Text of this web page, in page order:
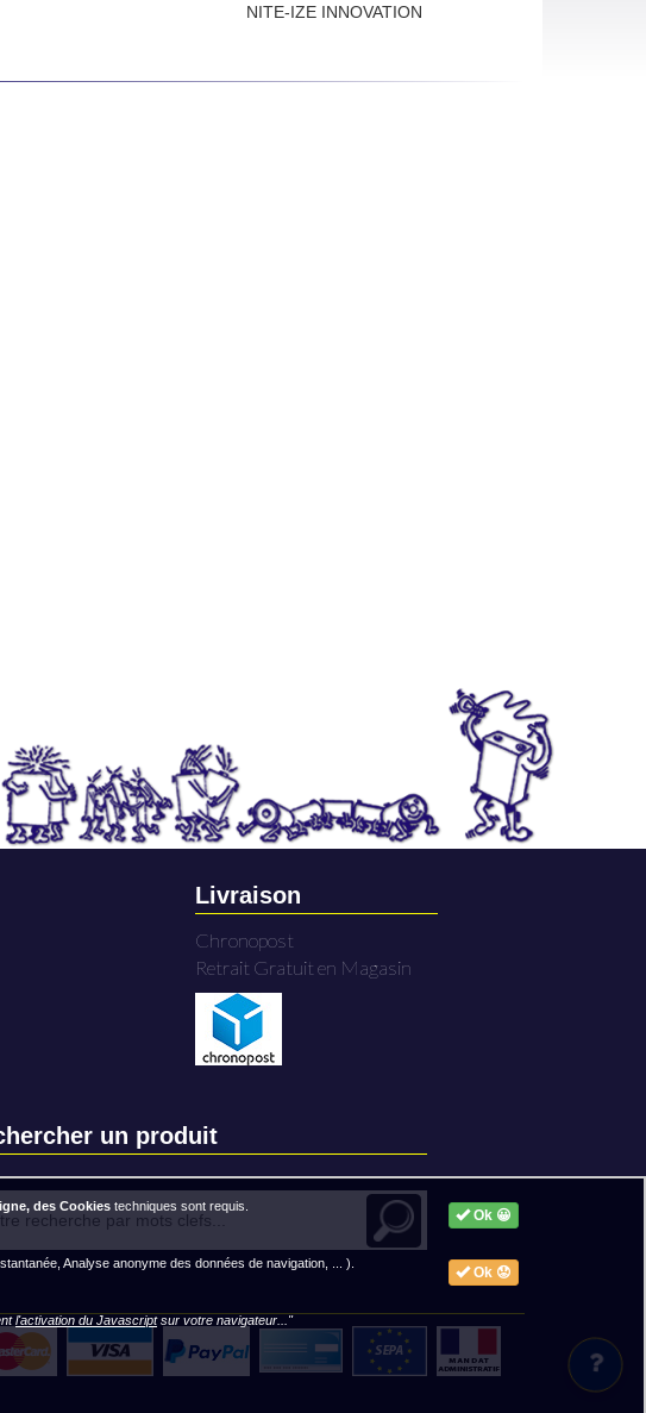
NITE-IZE INNOVATION
Livraison
Chronopost
Retrait Gratuit en Magasin
un produit
Ok 😀
des Cookiestechniques sont requis.
Ok 😟
Analyse anonyme des données de navigation, ... ).
l'activation du Javascriptsur votre navigateur..."